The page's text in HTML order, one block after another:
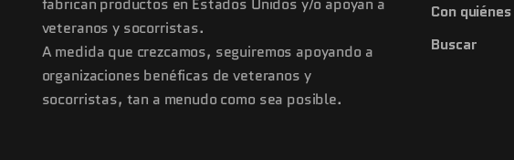
fabrican productos en Estados Unidos y/o apoyan a
veteranos y socorristas.
A medida que crezcamos, seguiremos apoyando a
organizaciones benéficas de veteranos y
socorristas, tan a menudo como sea posible.
Con
Buscar